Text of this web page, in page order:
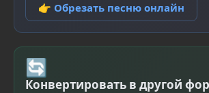
👉 Обрезать песню онлайн
🔄
Конвертировать в другой